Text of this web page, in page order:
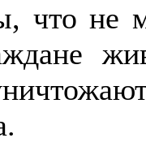
что не